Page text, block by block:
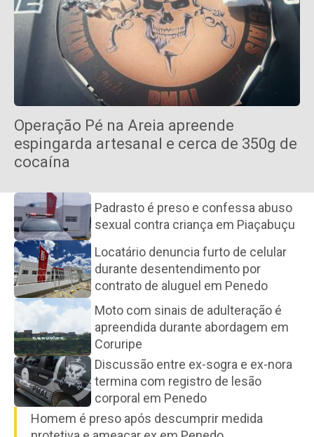
Operação Pé na Areia apreende
espingarda artesanal e cerca de 350g de
cocaína
Padrasto é preso e confessa abuso
sexual contra criança em Piaçabuçu
Locatário denuncia furto de celular
durante desentendimento por
contrato de aluguel em Penedo
Moto com sinais de adulteração é
apreendida durante abordagem em
Coruripe
Discussão entre ex-sogra e ex-nora
termina com registro de lesão
corporal em Penedo
Homem é preso após descumprir medida